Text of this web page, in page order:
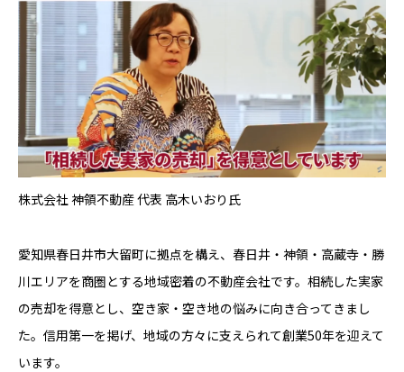
株式会社 神領不動産 代表 高木いおり氏
愛知県春日井市大留町に拠点を構え、春日井・神領・高蔵寺・勝
川エリアを商圏とする地域密着の不動産会社です。相続した実家
の売却を得意とし、空き家・空き地の悩みに向き合ってきまし
た。信用第一を掲げ、地域の方々に支えられて創業50年を迎えて
います。